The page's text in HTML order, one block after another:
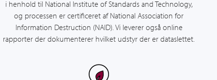
i henhold til National Institute of Standards and Technology,
og processen er certificeret af National Association for
Information Destruction (NAID). Vi leverer også online
rapporter der dokumenterer hvilket udstyr der er dataslettet.